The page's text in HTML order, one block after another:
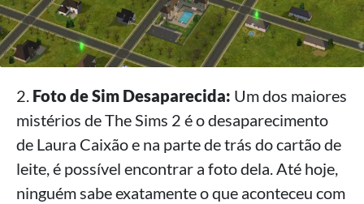
2. Foto de Sim Desaparecida: Um dos maiores
mistérios de The Sims 2 é o desaparecimento
de Laura Caixão e na parte de trás do cartão de
leite, é possível encontrar a foto dela. Até hoje,
ninguém sabe exatamente o que aconteceu com